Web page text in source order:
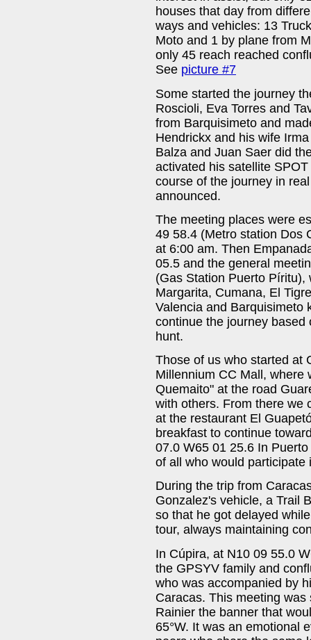
houses that day from
ways and vehicles: 13
Moto and 1 by plane from
only 45 reach reached
See picture #7
Some started the journey
Roscioli, Eva Torres and
from Barquisimeto and
Hendrickx and his wife
Balza and Juan Saer did
activated his satellite
course of the journey in
announced.
The meeting places were
49 58.4 (Metro station Dos
at 6:00 am. Then
05.5 and the general
(Gas Station Puerto
Margarita, Cumana, El
Valencia and Barquisimeto
continue the journey
hunt.
Those of us who started at
Millennium CC Mall, where
Quemaito" at the road
with others. From there we
at the restaurant El
breakfast to continue
07.0 W65 01 25.6 In
of all who would participate
During the trip from
Gonzalez's vehicle, a Trail
so that he got delayed
tour, always maintaining
In Cúpira, at N10 09 55.0
the GPSYV family and
who was accompanied by
Caracas. This meeting
Rainier the banner that
65°W. It was an emotional